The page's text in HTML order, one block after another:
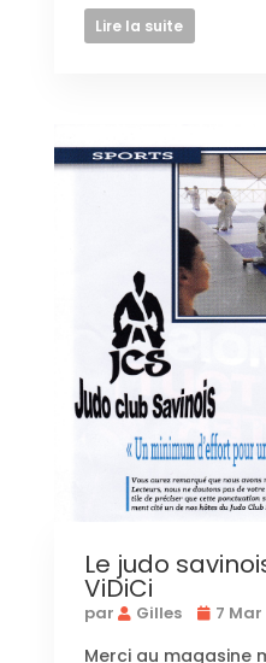
Lire la suite
Le judo
ViDiCi
par Gilles 7 Mar
Merci au magasine